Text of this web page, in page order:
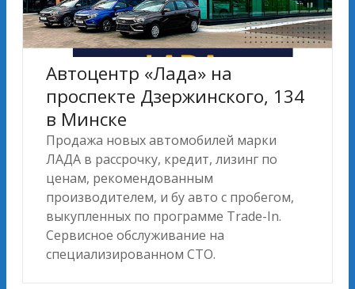
Автоцентр «Лада» на
проспекте Дзержинского, 134
в Минске
Продажа новых автомобилей марки
ЛАДА в рассрочку, кредит, лизинг по
ценам, рекомендованным
производителем, и бу авто с пробегом,
выкупленных по программе Trade-In.
Сервисное обслуживание на
специализированном СТО.